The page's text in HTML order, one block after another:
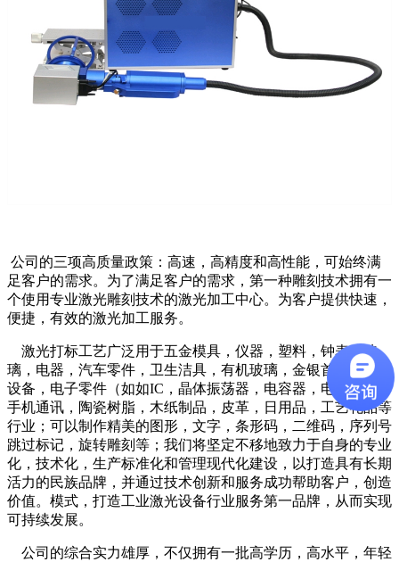
公司的三项高质量政策：高速，高精度和高性能，可始终满
足客户的需求。为了满足客户的需求，第一种雕刻技术拥有一
个使用专业激光雕刻技术的激光加工中心。为客户提供快速，
便捷，有效的激光加工服务。
激光打标工艺广泛用于五金模具，仪器，塑料，钟表，玻
璃，电器，汽车零件，卫生洁具，有机玻璃，金银首饰，精密
设备，电子零件（如如IC，晶体振荡器，电容器，电阻等），
手机通讯，陶瓷树脂，木纸制品，皮革，日用品，工艺礼品等
行业；可以制作精美的图形，文字，条形码，二维码，序列号
跳过标记，旋转雕刻等；我们将坚定不移地致力于自身的专业
化，技术化，生产标准化和管理现代化建设，以打造具有长期
活力的民族品牌，并通过技术创新和服务成功帮助客户，创造
价值。模式，打造工业激光设备行业服务第一品牌，从而实现
可持续发展。
公司的综合实力雄厚，不仅拥有一批高学历，高水平，年轻